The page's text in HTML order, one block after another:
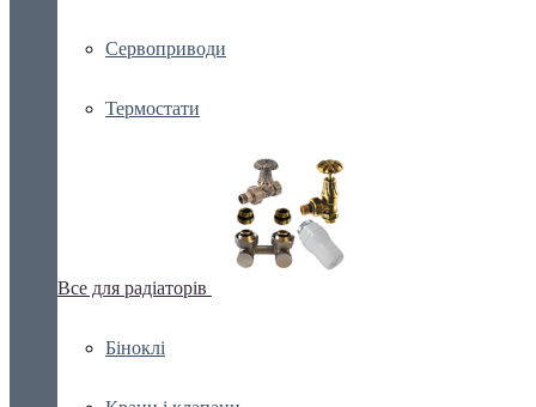
Сервоприводи
Термостати
Все для радіаторів
Біноклі